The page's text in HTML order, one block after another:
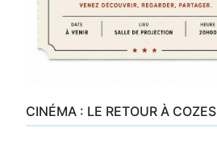
CINÉMA : LE RETOUR À COZES